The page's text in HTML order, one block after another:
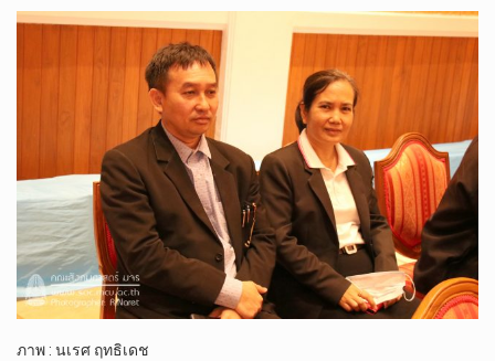
ภาพ : นเรศ ฤทธิเดช